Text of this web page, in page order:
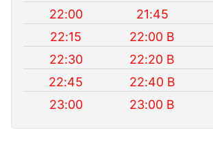
22:00
21:45
22:15
22:00 B
22:30
22:20 B
22:45
22:40 B
23:00
23:00 B